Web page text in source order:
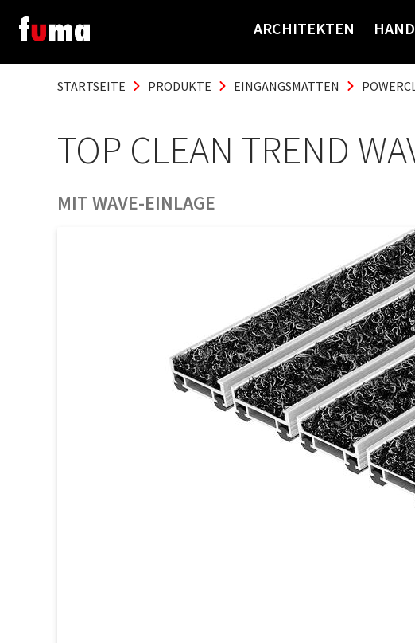
ARCHITEKTEN
STARTSEITE PRODUKTE EINGANGSMATTEN
TOP CLEAN TREND
MIT WAVE-EINLAGE